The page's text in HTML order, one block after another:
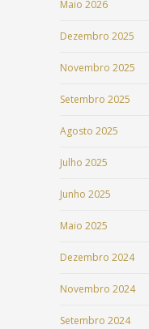
Maio 2026
Dezembro 2025
Novembro 2025
Setembro 2025
Agosto 2025
Julho 2025
Junho 2025
Maio 2025
Dezembro 2024
Novembro 2024
Setembro 2024